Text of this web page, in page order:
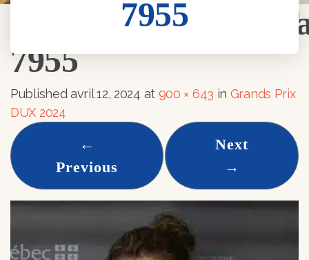
7955
7955
Publishedavril 12, 2024 at 900 × 643 in Grands Prix
DUX 2024
←
Previous
Next
→